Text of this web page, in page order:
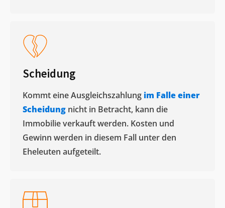
Scheidung
Kommt eine Ausgleichszahlung im Falle einer
Scheidung nicht in Betracht, kann die
Immobilie verkauft werden. Kosten und
Gewinn werden in diesem Fall unter den
Eheleuten aufgeteilt.​